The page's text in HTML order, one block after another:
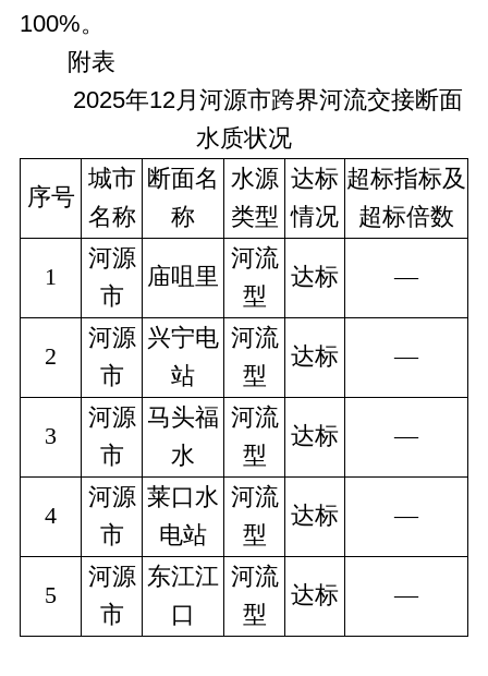
100%。
附表
2025年12月河源市跨界河流交接断面
水质状况
序号
城市
名称
断面名
称
水源
类型
达标
情况
超标指标及
超标倍数
1
河源
市
庙咀里
河流
型
达标 —
2
河源
市
兴宁电
站
河流
型
达标 —
3
河源
市
马头福
水
河流
型
达标 —
4
河源
市
莱口水
电站
河流
型
达标 —
5
河源
市
东江江
口
河流
型
达标 —